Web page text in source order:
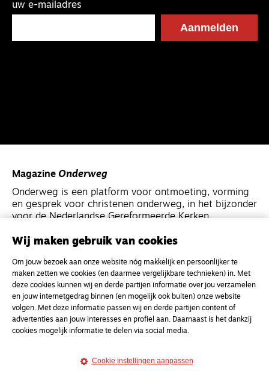
uw e-mailadres
Magazine Onderweg
Onderweg is een platform voor ontmoeting, vorming
en gesprek voor christenen onderweg, in het bijzonder
voor de Nederlandse Gereformeerde Kerken.
Magazine
Onderweg
Kvk-nummer 33277063
NL46 INGB 0117 5827 86
info@onderwegonline.nl
Wij maken gebruik van cookies
Om jouw bezoek aan onze website nóg makkelijk en persoonlijker te
maken zetten we cookies (en daarmee vergelijkbare technieken) in. Met
deze cookies kunnen wij en derde partijen informatie over jou verzamelen
en jouw internetgedrag binnen (en mogelijk ook buiten) onze website
volgen. Met deze informatie passen wij en derde partijen content of
advertenties aan jouw interesses en profiel aan. Daarnaast is het dankzij
cookies mogelijk informatie te delen via social media.
Cookie instellingen aanpassen